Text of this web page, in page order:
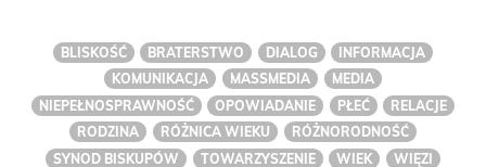
BLISKOŚĆ BRATERSTWO DIALOG
INFORMACJA
KOMUNIKACJA
MASSMEDIA
MEDIA
NIEPEŁNOSPRAWNOŚĆ
OPOWIADANIE PŁEĆ
RELACJE
RODZINA
RÓŻNICA WIEKU
RÓŻNORODNOŚĆ
SYNOD BISKUPÓW
TOWARZYSZENIE WIEK
WIĘZI